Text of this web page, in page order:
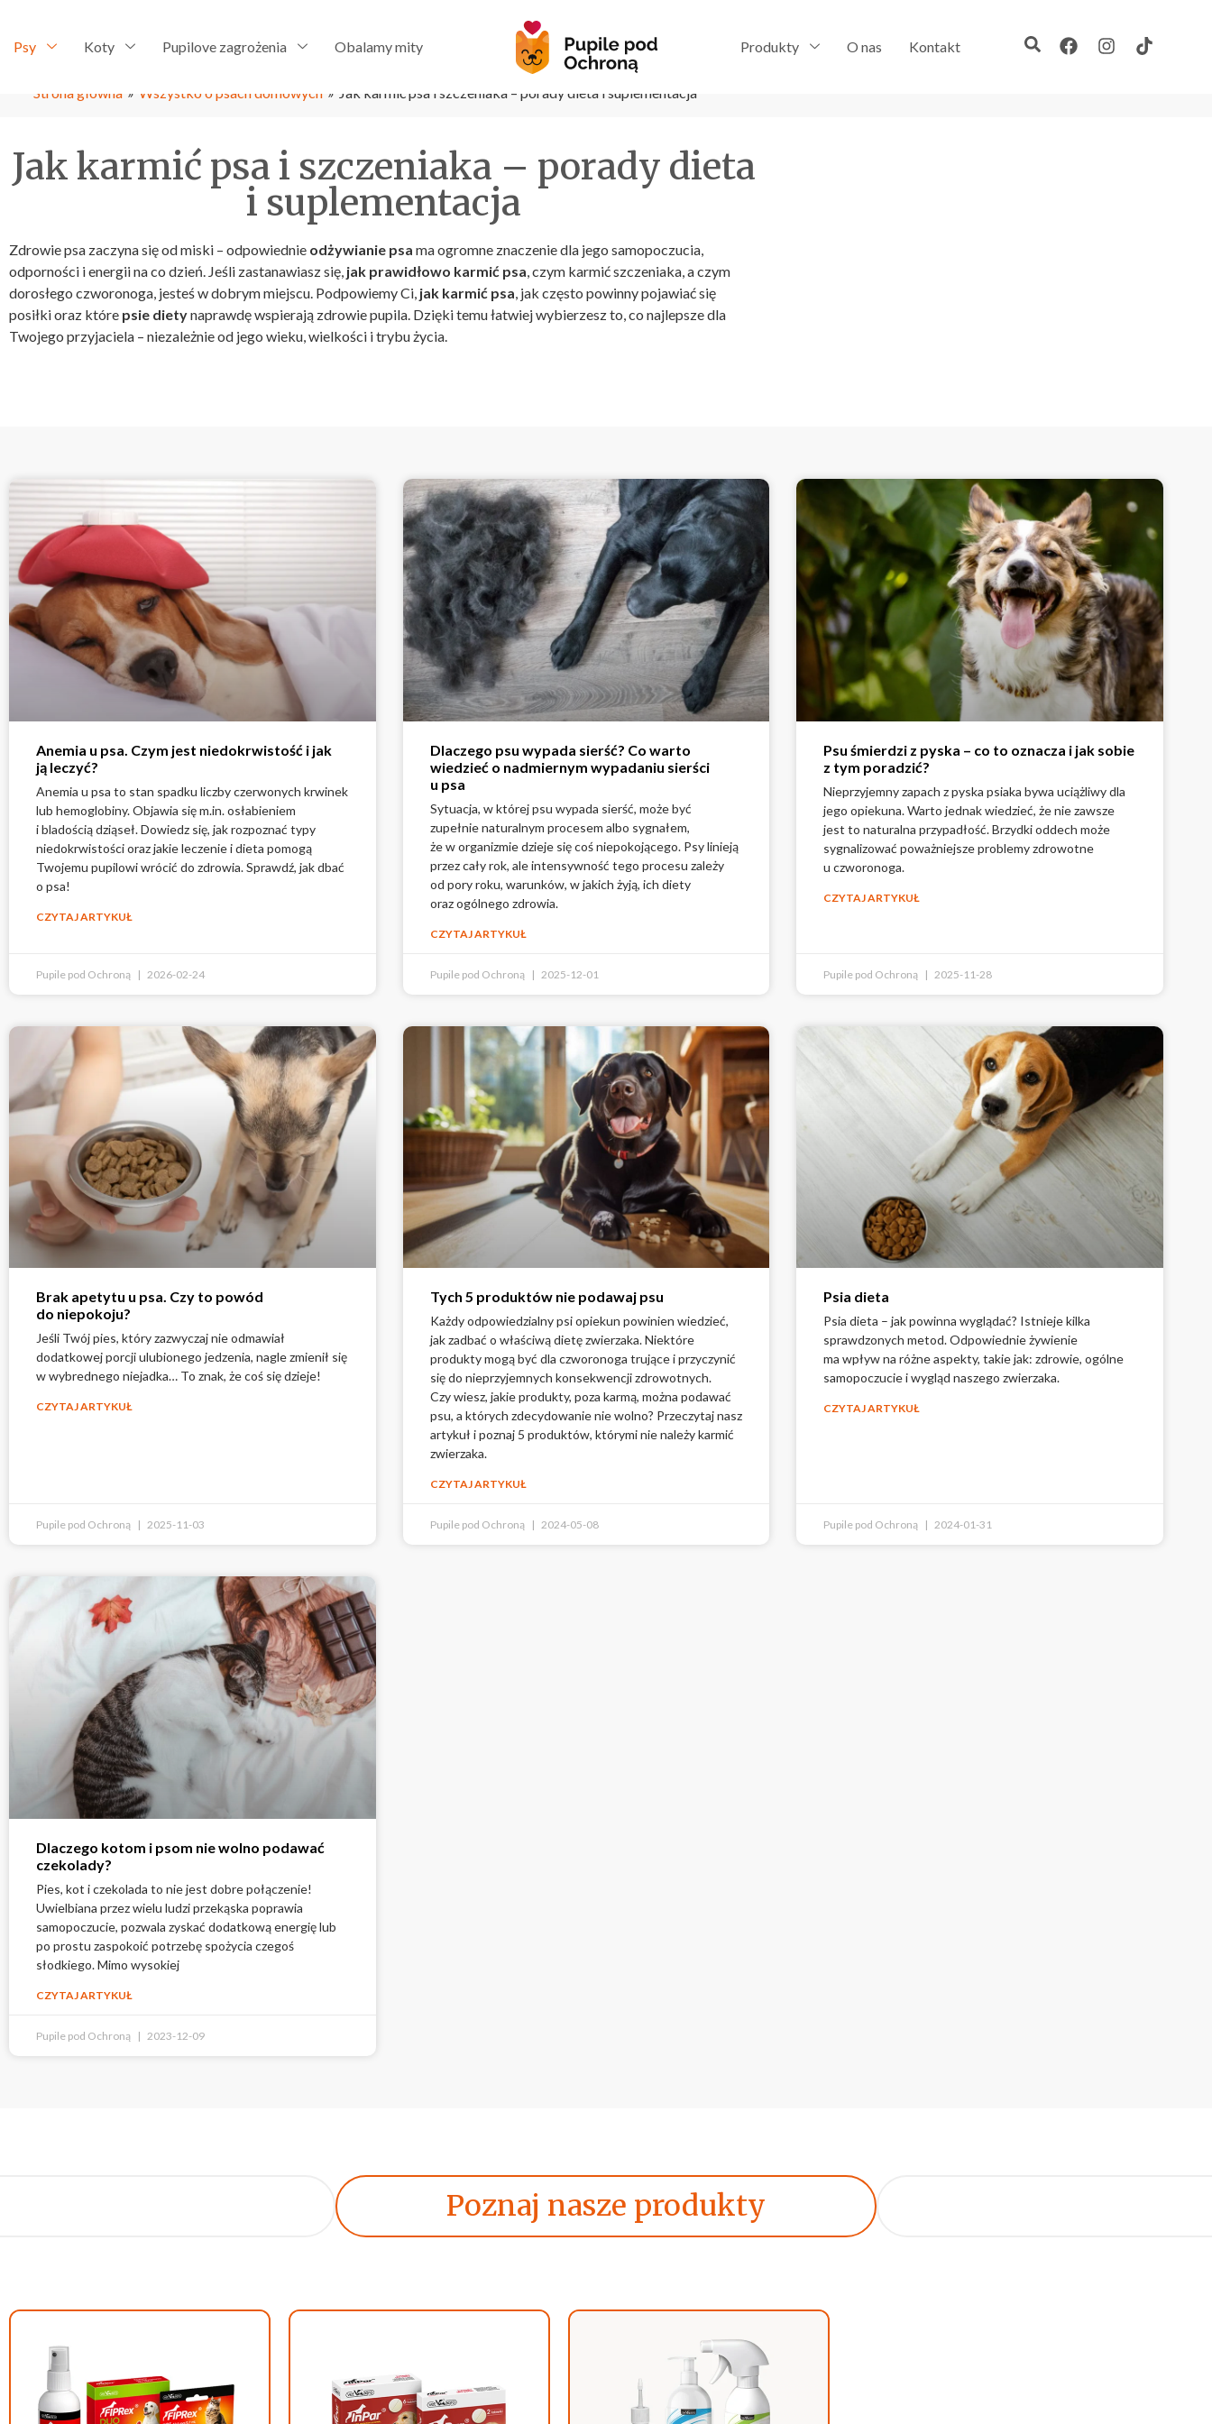
Psy Koty Pupilove zagrożenia Obalamy mity Produkty O nas Kontakt
Strona główna » Wszystko o psach domowych » Jak karmić psa i szczeniaka – porady dieta i suplementacja
Jak karmić psa i szczeniaka – porady dieta
i suplementacja
Zdrowie psa zaczyna się od miski – odpowiednie odżywianie psa ma ogromne znaczenie dla jego samopoczucia,
odporności i energii na co dzień. Jeśli zastanawiasz się, jak prawidłowo karmić psa, czym karmić szczeniaka, a czym
dorosłego czworonoga, jesteś w dobrym miejscu. Podpowiemy Ci, jak karmić psa, jak często powinny pojawiać się
posiłki oraz które psie dietynaprawdę wspierają zdrowie pupila. Dzięki temu łatwiej wybierzesz to, co najlepsze dla
Twojego przyjaciela – niezależnie od jego wieku, wielkości i trybu życia.
Anemia u psa. Czym jest niedokrwistość i jak
ją leczyć?
Anemia u psa to stan spadku liczby czerwonych krwinek
lub hemoglobiny. Objawia się m.in. osłabieniem
i bladością dziąseł. Dowiedz się, jak rozpoznać typy
niedokrwistości oraz jakie leczenie i dieta pomogą
Twojemu pupilowi wrócić do zdrowia. Sprawdź, jak dbać
o psa!
CZYTAJ ARTYKUŁ
Pupile pod Ochroną 2026-02-24
Dlaczego psu wypada sierść? Co warto
wiedzieć o nadmiernym wypadaniu sierści
u psa
Sytuacja, w której psu wypada sierść, może być
zupełnie naturalnym procesem albo sygnałem,
że w organizmie dzieje się coś niepokojącego. Psy linieją
przez cały rok, ale intensywność tego procesu zależy
od pory roku, warunków, w jakich żyją, ich diety
oraz ogólnego zdrowia.
CZYTAJ ARTYKUŁ
Pupile pod Ochroną 2025-12-01
Psu śmierdzi z pyska – co to oznacza i jak sobie
z tym poradzić?
Nieprzyjemny zapach z pyska psiaka bywa uciążliwy dla
jego opiekuna. Warto jednak wiedzieć, że nie zawsze
jest to naturalna przypadłość. Brzydki oddech może
sygnalizować poważniejsze problemy zdrowotne
u czworonoga.
CZYTAJ ARTYKUŁ
Pupile pod Ochroną 2025-11-28
Brak apetytu u psa. Czy to powód
do niepokoju?
Jeśli Twój pies, który zazwyczaj nie odmawiał
dodatkowej porcji ulubionego jedzenia, nagle zmienił się
w wybrednego niejadka… To znak, że coś się dzieje!
CZYTAJ ARTYKUŁ
Pupile pod Ochroną 2025-11-03
Tych 5 produktów nie podawaj psu
Każdy odpowiedzialny psi opiekun powinien wiedzieć,
jak zadbać o właściwą dietę zwierzaka. Niektóre
produkty mogą być dla czworonoga trujące i przyczynić
się do nieprzyjemnych konsekwencji zdrowotnych.
Czy wiesz, jakie produkty, poza karmą, można podawać
psu, a których zdecydowanie nie wolno? Przeczytaj nasz
artykuł i poznaj 5 produktów, którymi nie należy karmić
zwierzaka.
CZYTAJ ARTYKUŁ
Pupile pod Ochroną 2024-05-08
Psia dieta
Psia dieta – jak powinna wyglądać? Istnieje kilka
sprawdzonych metod. Odpowiednie żywienie
ma wpływ na różne aspekty, takie jak: zdrowie, ogólne
samopoczucie i wygląd naszego zwierzaka.
CZYTAJ ARTYKUŁ
Pupile pod Ochroną 2024-01-31
Dlaczego kotom i psom nie wolno podawać
czekolady?
Pies, kot i czekolada to nie jest dobre połączenie!
Uwielbiana przez wielu ludzi przekąska poprawia
samopoczucie, pozwala zyskać dodatkową energię lub
po prostu zaspokoić potrzebę spożycia czegoś
słodkiego. Mimo wysokiej
CZYTAJ ARTYKUŁ
Pupile pod Ochroną 2023-12-09
Poznaj nasze produkty